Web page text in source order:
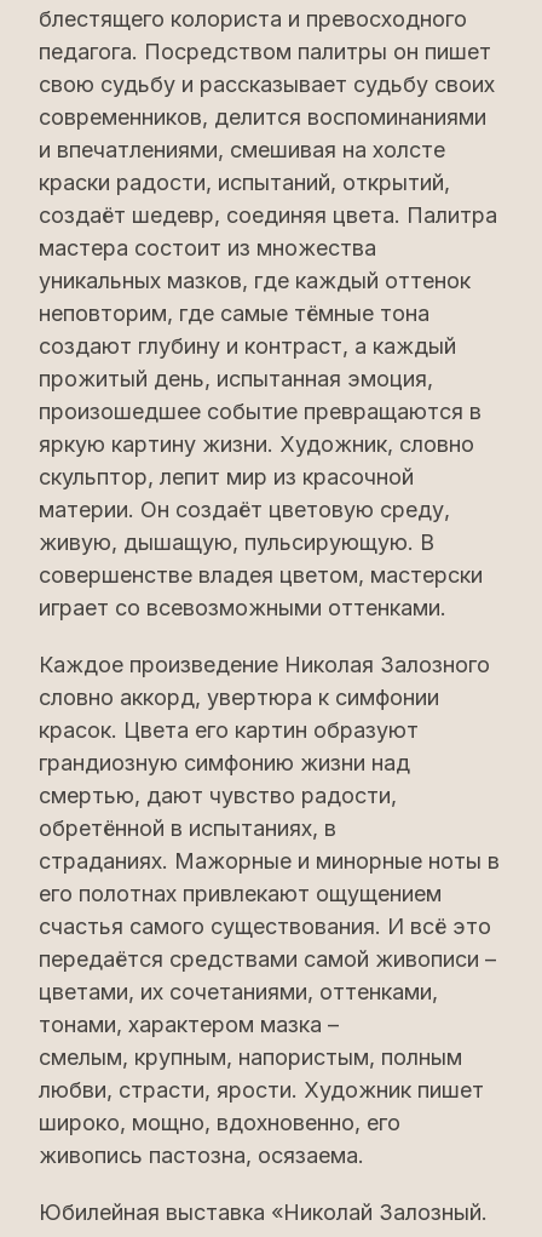
блестящего колориста и превосходного
педагога. Посредством палитры он пишет
свою судьбу и рассказывает судьбу своих
современников, делится воспоминаниями
и впечатлениями, смешивая на холсте
краски радости, испытаний, открытий,
создаёт шедевр, соединяя цвета. Палитра
мастера состоит из множества
уникальных мазков, где каждый оттенок
неповторим, где самые тёмные тона
создают глубину и контраст, а каждый
прожитый день, испытанная эмоция,
произошедшее событие превращаются в
яркую картину жизни. Художник, словно
скульптор, лепит мир из красочной
материи. Он создаёт цветовую среду,
живую, дышащую, пульсирующую. В
совершенстве владея цветом, мастерски
играет со всевозможными оттенками.
Каждое произведение Николая Залозного
словно аккорд, увертюра к симфонии
красок. Цвета его картин образуют
грандиозную симфонию жизни над
смертью, дают чувство радости,
обретённой в испытаниях, в
страданиях. Мажорные и минорные ноты в
его полотнах привлекают ощущением
счастья самого существования. И всё это
передаётся средствами самой живописи –
цветами, их сочетаниями, оттенками,
тонами, характером мазка –
смелым, крупным, напористым, полным
любви, страсти, ярости. Художник пишет
широко, мощно, вдохновенно, его
живопись пастозна, осязаема.
Юбилейная выставка «Николай Залозный.